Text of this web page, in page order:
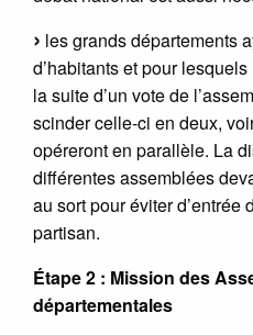
les grands départements
d’habitants et pour
la suite d’un vote de
scinder celle-ci en deux,
opéreront en parallèle. La
différentes assemblées
au sort pour éviter d’entrée
partisan.
Étape 2 : Mission des
départementales